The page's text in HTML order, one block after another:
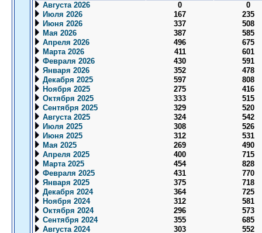
Августа 2026
0
0
Июля 2026
167
235
Июня 2026
337
508
Мая 2026
387
585
Апреля 2026
496
675
Марта 2026
411
601
Февраля 2026
430
591
Января 2026
352
478
Декабря 2025
597
808
Ноября 2025
275
416
Октября 2025
333
515
Сентября 2025
329
520
Августа 2025
324
542
Июля 2025
308
526
Июня 2025
312
531
Мая 2025
269
490
Апреля 2025
400
715
Марта 2025
454
828
Февраля 2025
431
770
Января 2025
375
718
Декабря 2024
364
725
Ноября 2024
312
581
Октября 2024
296
573
Сентября 2024
355
685
Августа 2024
303
552